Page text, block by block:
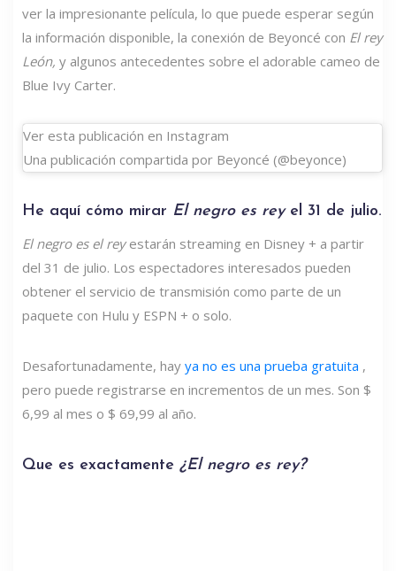
ver la impresionante película, lo que puede esperar según
la información disponible, la conexión de Beyoncé con El rey
León, y algunos antecedentes sobre el adorable cameo de
Blue Ivy Carter.
Ver esta publicación en Instagram
Una publicación compartida por Beyoncé (@beyonce)
He aquí cómo mirar El negro es reyel 31 de julio.
El negro es el reyestarán streaming en Disney + a partir
del 31 de julio. Los espectadores interesados ​​pueden
obtener el servicio de transmisión como parte de un
paquete con Hulu y ESPN + o solo.
Desafortunadamente, hay ya no es una prueba gratuita ,
pero puede registrarse en incrementos de un mes. Son $
6,99 al mes o $ 69,99 al año.
Que es exactamente ¿El negro es rey?